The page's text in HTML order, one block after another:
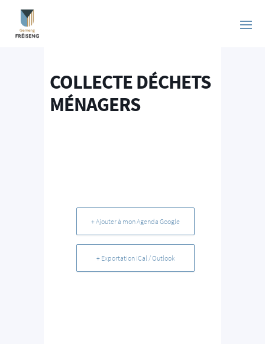
COLLECTE DÉCHETS
MÉNAGERS
+ Ajouter à mon Agenda Google
+ Exportation iCal / Outlook